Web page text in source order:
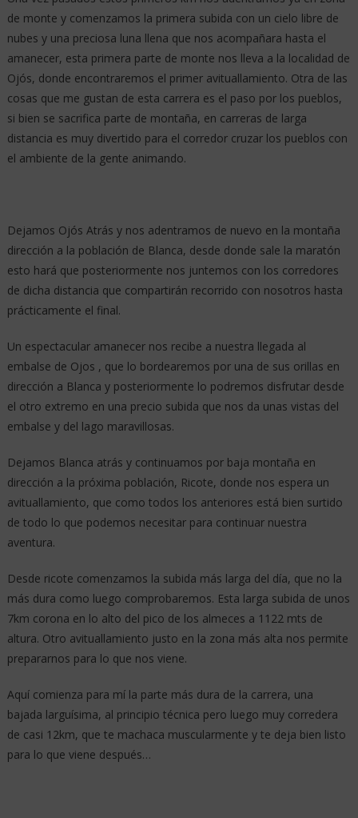
de monte y comenzamos la primera subida con un cielo libre de
nubes y una preciosa luna llena que nos acompañara hasta el
amanecer, esta primera parte de monte nos lleva a la localidad de
Ojós, donde encontraremos el primer avituallamiento. Otra de las
cosas que me gustan de esta carrera es el paso por los pueblos,
si bien se sacrifica parte de montaña, en carreras de larga
distancia es muy divertido para el corredor cruzar los pueblos con
el ambiente de la gente animando.
Dejamos Ojós Atrás y nos adentramos de nuevo en la montaña
dirección a la población de Blanca, desde donde sale la maratón
esto hará que posteriormente nos juntemos con los corredores
de dicha distancia que compartirán recorrido con nosotros hasta
prácticamente el final.
Un espectacular amanecer nos recibe a nuestra llegada al
embalse de Ojos , que lo bordearemos por una de sus orillas en
dirección a Blanca y posteriormente lo podremos disfrutar desde
el otro extremo en una precio subida que nos da unas vistas del
embalse y del lago maravillosas.
Dejamos Blanca atrás y continuamos por baja montaña en
dirección a la próxima población, Ricote, donde nos espera un
avituallamiento, que como todos los anteriores está bien surtido
de todo lo que podemos necesitar para continuar nuestra
aventura.
Desde ricote comenzamos la subida más larga del día, que no la
más dura como luego comprobaremos. Esta larga subida de unos
7km corona en lo alto del pico de los almeces a 1122 mts de
altura. Otro avituallamiento justo en la zona más alta nos permite
prepararnos para lo que nos viene.
Aquí comienza para mí la parte más dura de la carrera, una
bajada larguísima, al principio técnica pero luego muy corredera
de casi 12km, que te machaca muscularmente y te deja bien listo
para lo que viene después…